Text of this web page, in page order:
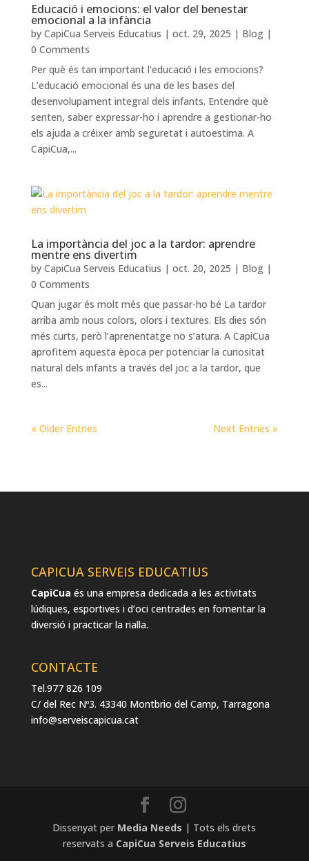
Educació i emocions: el valor del benestar
emocional a la infància
by CapiCua Serveis Educatius | oct. 29, 2025 | Blog|
0 Comments
Per què és tan important l'educació i les emocions?
L’educació emocional és una de les bases del
desenvolupament integral dels infants. Entendre què
senten, saber expressar-ho i aprendre a gestionar-ho
els ajuda a créixer amb seguretat i autoestima. A
CapiCua,...
La importància del joc a la tardor: aprendre
mentre ens divertim
by CapiCua Serveis Educatius | oct. 20, 2025 | Blog|
0 Comments
Quan jugar és molt més que passar-ho bé La tardor
arriba amb nous colors, olors i textures. Els dies són
més curts, però l’aprenentatge no s’atura. A CapiCua
aprofitem aquesta època per potenciar la curiositat
natural dels infants a través del joc a la tardor, que
es...
« Older Entries Next Entries »
CAPICUA SERVEIS EDUCATIUS
CapiCua és una empresa dedicada a les activitats
lúdiques, esportives i d’oci centrades en fomentar la
diversió i practicar la rialla.
CONTACTE
Tel.977 826 109
C/ del Rec Nº3. 43340 Montbrio del Camp, Tarragona
info@serveiscapicua.cat
Dissenyat per Media Needs | Tots els drets
reservats a CapiCua Serveis Educatius